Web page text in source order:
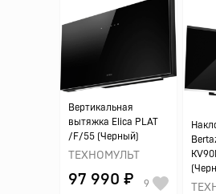
Вертикальная
вытяжка Elica PLAT
/F/55 (Черный)
ТЕХНОМУЛЬТ
97 990 ₽ 9